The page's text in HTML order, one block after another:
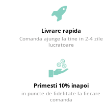
Livrare rapida
Comanda ajunge la tine in 2-4 zile
lucratoare
Primesti 10% inapoi
in puncte de fidelitate la fiecare
comanda